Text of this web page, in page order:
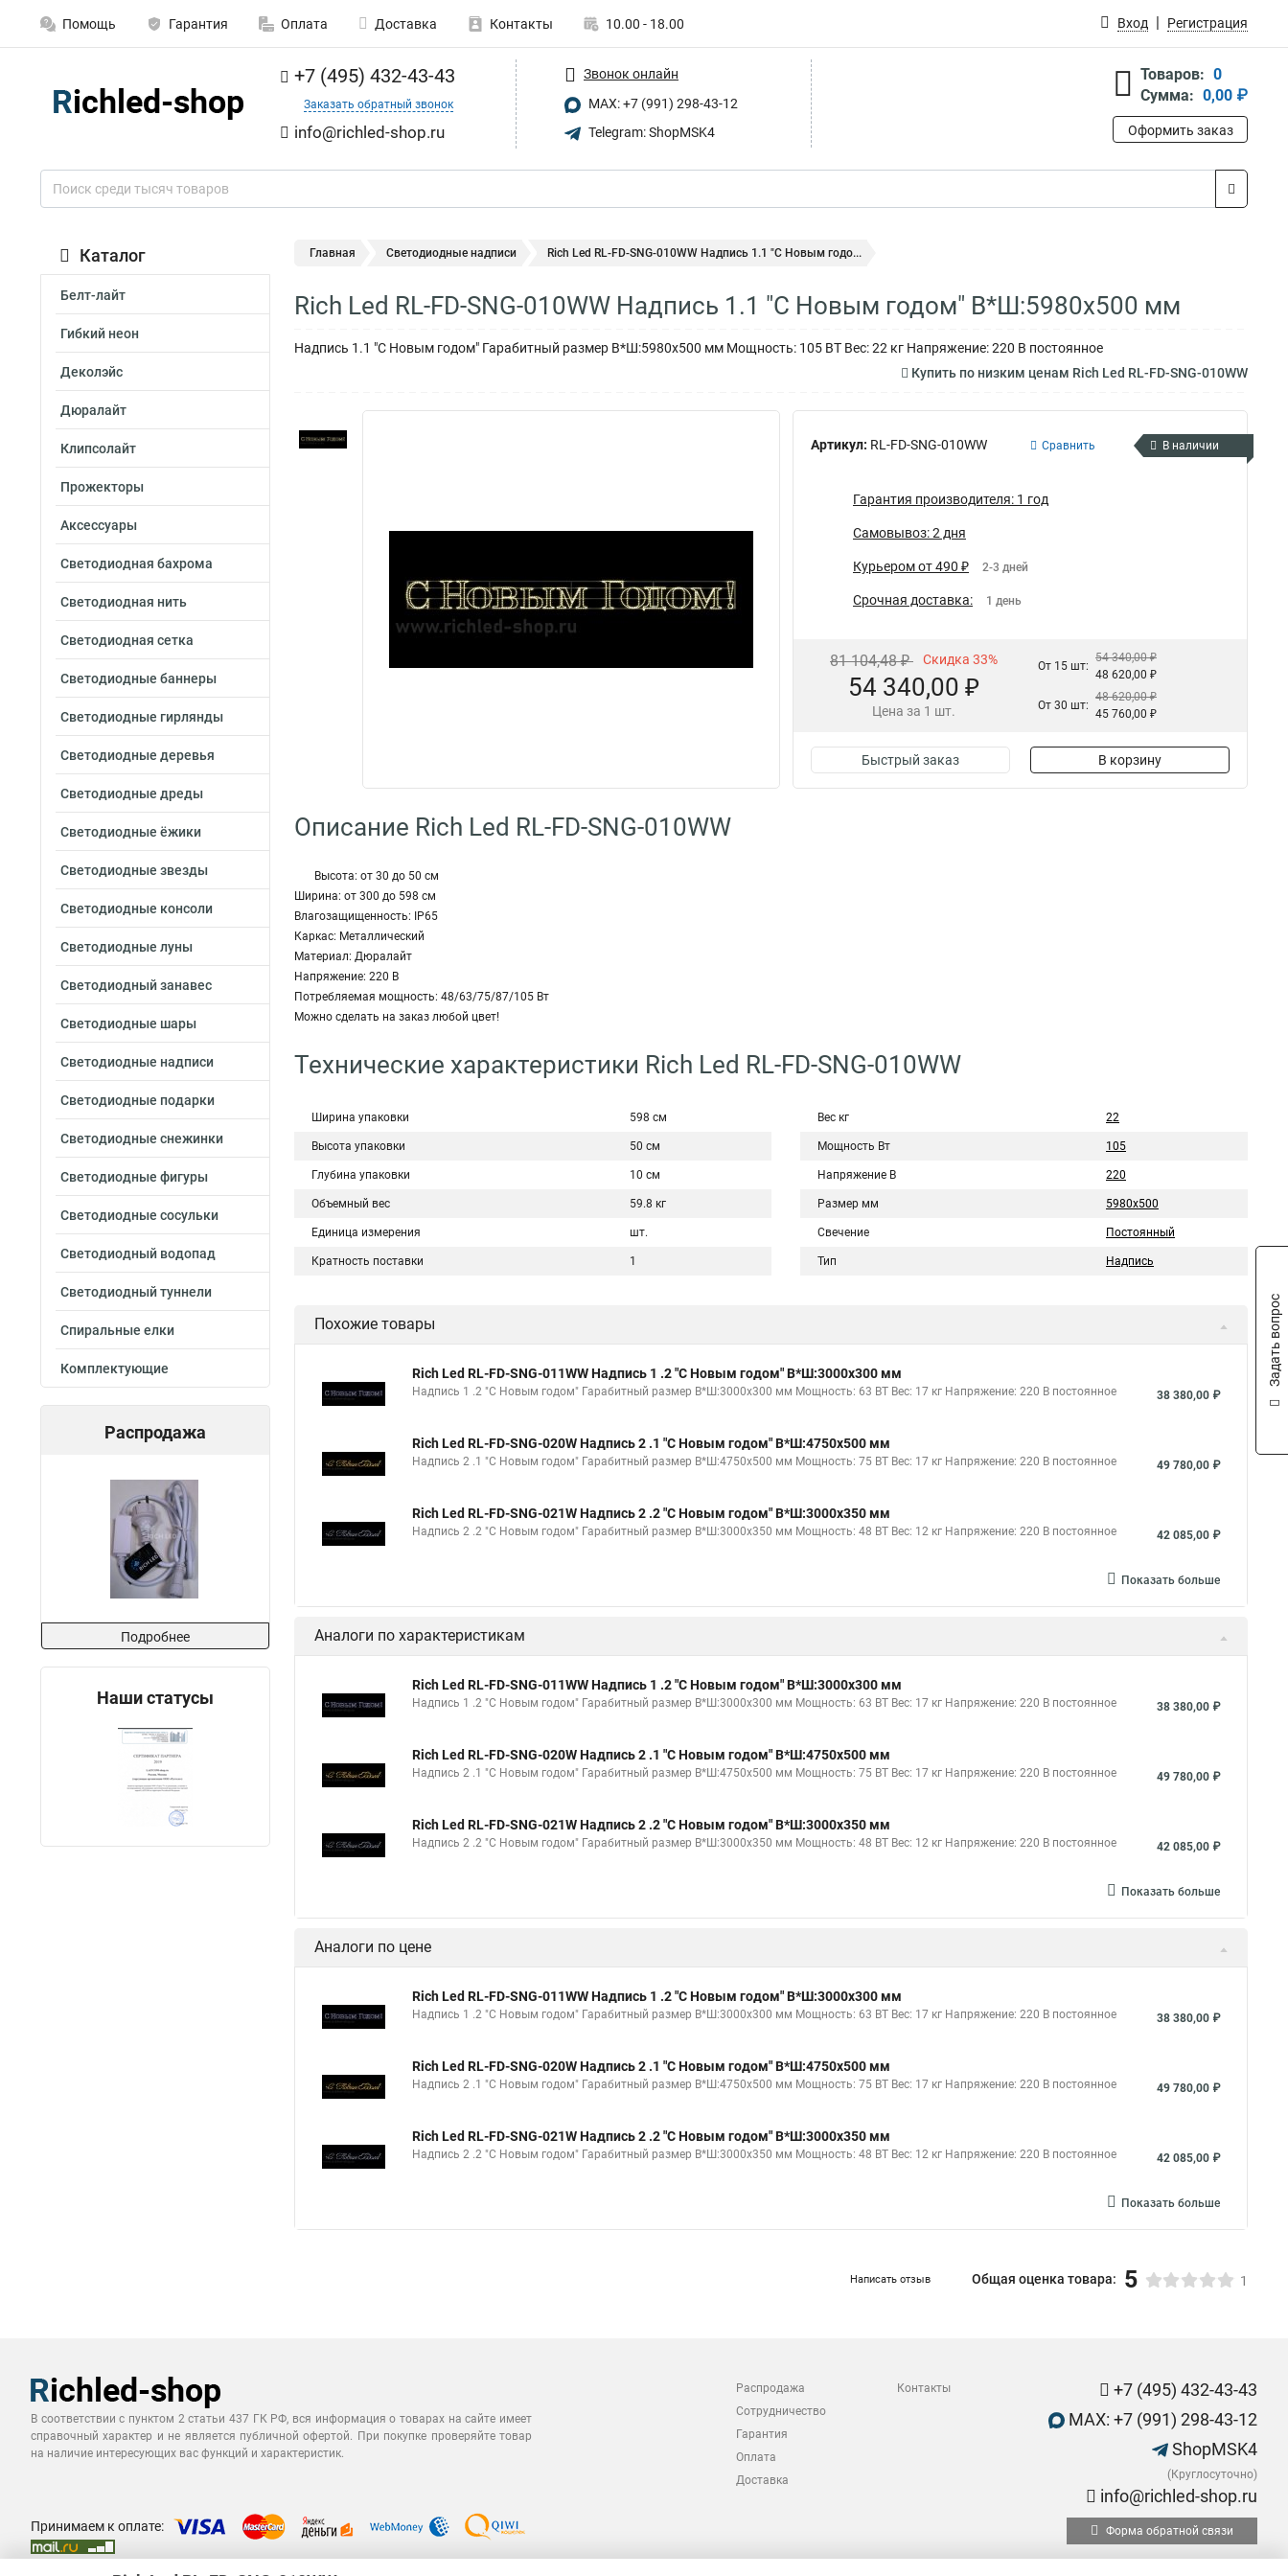
Помощь Гарантия Оплата Доставка Контакты 10.00 - 18.00 Вход Регистрация
+7 (495) 432-43-43
Заказать обратный звонок
info@richled-shop.ru
Звонок онлайн
MAX: +7 (991) 298-43-12
Telegram: ShopMSK4
Товаров: 0
Сумма: 0,00 ₽
Оформить заказ
Каталог
Белт-лайт
Гибкий неон
Деколэйс
Дюралайт
Клипсолайт
Прожекторы
Аксессуары
Светодиодная бахрома
Светодиодная нить
Светодиодная сетка
Светодиодные баннеры
Светодиодные гирлянды
Светодиодные деревья
Светодиодные дреды
Светодиодные ёжики
Светодиодные звезды
Светодиодные консоли
Светодиодные луны
Светодиодный занавес
Светодиодные шары
Светодиодные надписи
Светодиодные подарки
Светодиодные снежинки
Светодиодные фигуры
Светодиодные сосульки
Светодиодный водопад
Светодиодный туннели
Спиральные елки
Комплектующие
Распродажа
Подробнее
Наши статусы
Главная Светодиодные надписи Rich Led RL-FD-SNG-010WW Надпись 1.1 "С Новым годо...
Rich Led RL-FD-SNG-010WW Надпись 1.1 "С Новым годом" В*Ш:5980х500 мм
Надпись 1.1 "С Новым годом" Гарабитный размер В*Ш:5980х500 мм Мощность: 105 ВТ Вес: 22 кг Напряжение: 220 В постоянное
Купить по низким ценам Rich Led RL-FD-SNG-010WW
Артикул: RL-FD-SNG-010WW Сравнить В наличии
Гарантия производителя: 1 год
Самовывоз: 2 дня
Курьером от 490 ₽ 2-3 дней
Срочная доставка: 1 день
81 104,48 ₽ Скидка 33%
54 340,00 ₽
Цена за 1 шт.
От 15 шт:
54 340,00 ₽
48 620,00 ₽
От 30 шт:
48 620,00 ₽
45 760,00 ₽
Быстрый заказ В корзину
Описание Rich Led RL-FD-SNG-010WW
Высота: от 30 до 50 см
Ширина: от 300 до 598 см
Влагозащищенность: IP65
Каркас: Металлический
Материал: Дюралайт
Напряжение: 220 В
Потребляемая мощность: 48/63/75/87/105 Вт
Можно сделать на заказ любой цвет!
Технические характеристики Rich Led RL-FD-SNG-010WW
Ширина упаковки 598 см
Высота упаковки 50 см
Глубина упаковки 10 см
Объемный вес 59.8 кг
Единица измерения шт.
Кратность поставки 1
Вес кг 22
Мощность Вт 105
Напряжение В 220
Размер мм 5980х500
Свечение Постоянный
Тип Надпись
Похожие товары
Rich Led RL-FD-SNG-011WW Надпись 1 .2 "С Новым годом" В*Ш:3000х300 мм
Надпись 1 .2 "С Новым годом" Гарабитный размер В*Ш:3000х300 мм Мощность: 63 ВТ Вес: 17 кг Напряжение: 220 В постоянное 38 380,00 ₽
Rich Led RL-FD-SNG-020W Надпись 2 .1 "С Новым годом" В*Ш:4750х500 мм
Надпись 2 .1 "С Новым годом" Гарабитный размер В*Ш:4750х500 мм Мощность: 75 ВТ Вес: 17 кг Напряжение: 220 В постоянное 49 780,00 ₽
Rich Led RL-FD-SNG-021W Надпись 2 .2 "С Новым годом" В*Ш:3000х350 мм
Надпись 2 .2 "С Новым годом" Гарабитный размер В*Ш:3000х350 мм Мощность: 48 ВТ Вес: 12 кг Напряжение: 220 В постоянное 42 085,00 ₽
Показать больше
Аналоги по характеристикам
Rich Led RL-FD-SNG-011WW Надпись 1 .2 "С Новым годом" В*Ш:3000х300 мм
Надпись 1 .2 "С Новым годом" Гарабитный размер В*Ш:3000х300 мм Мощность: 63 ВТ Вес: 17 кг Напряжение: 220 В постоянное 38 380,00 ₽
Rich Led RL-FD-SNG-020W Надпись 2 .1 "С Новым годом" В*Ш:4750х500 мм
Надпись 2 .1 "С Новым годом" Гарабитный размер В*Ш:4750х500 мм Мощность: 75 ВТ Вес: 17 кг Напряжение: 220 В постоянное 49 780,00 ₽
Rich Led RL-FD-SNG-021W Надпись 2 .2 "С Новым годом" В*Ш:3000х350 мм
Надпись 2 .2 "С Новым годом" Гарабитный размер В*Ш:3000х350 мм Мощность: 48 ВТ Вес: 12 кг Напряжение: 220 В постоянное 42 085,00 ₽
Показать больше
Аналоги по цене
Rich Led RL-FD-SNG-011WW Надпись 1 .2 "С Новым годом" В*Ш:3000х300 мм
Надпись 1 .2 "С Новым годом" Гарабитный размер В*Ш:3000х300 мм Мощность: 63 ВТ Вес: 17 кг Напряжение: 220 В постоянное 38 380,00 ₽
Rich Led RL-FD-SNG-020W Надпись 2 .1 "С Новым годом" В*Ш:4750х500 мм
Надпись 2 .1 "С Новым годом" Гарабитный размер В*Ш:4750х500 мм Мощность: 75 ВТ Вес: 17 кг Напряжение: 220 В постоянное 49 780,00 ₽
Rich Led RL-FD-SNG-021W Надпись 2 .2 "С Новым годом" В*Ш:3000х350 мм
Надпись 2 .2 "С Новым годом" Гарабитный размер В*Ш:3000х350 мм Мощность: 48 ВТ Вес: 12 кг Напряжение: 220 В постоянное 42 085,00 ₽
Показать больше
Написать отзыв Общая оценка товара: 5 1
В соответствии с пунктом 2 статьи 437 ГК РФ, вся информация о товарах на сайте имеет
справочный характер и не является публичной офертой. При покупке проверяйте товар
на наличие интересующих вас функций и характеристик.
Распродажа
Сотрудничество
Гарантия
Оплата
Доставка
Контакты
+7 (495) 432-43-43
MAX: +7 (991) 298-43-12
ShopMSK4
(Круглосуточно)
info@richled-shop.ru
Принимаем к оплате: Форма обратной связи
Задать вопрос